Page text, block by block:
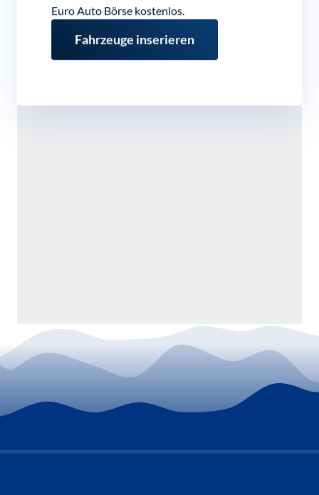
Euro Auto Börse kostenlos.
Fahrzeuge inserieren